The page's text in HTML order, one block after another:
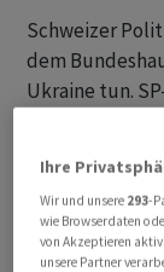
Schweizer
dem
Ukraine tun.
Pflicht,
humanitärer
Wiederaufbau
Ihre
Wir und unsere 293-
wie Browserdaten
von Akzeptieren
unsere Partner